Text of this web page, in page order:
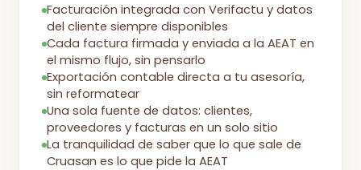
Facturación integrada con Verifactu y datos
del cliente siempre disponibles
Cada factura firmada y enviada a la AEAT en
el mismo flujo, sin pensarlo
Exportación contable directa a tu asesoría,
sin reformatear
Una sola fuente de datos: clientes,
proveedores y facturas en un solo sitio
La tranquilidad de saber que lo que sale de
Cruasan es lo que pide la AEAT